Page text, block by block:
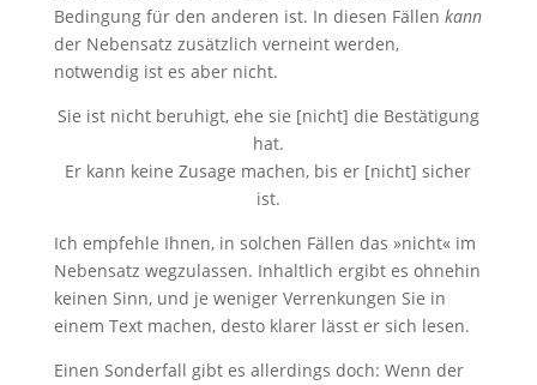
Bedingung für den anderen ist. In diesen Fällen kann
der Nebensatz zusätzlich verneint werden,
notwendig ist es aber nicht.
Sie ist nicht beruhigt, ehe sie [nicht] die Bestätigung
hat.
Er kann keine Zusage machen, bis er [nicht] sicher
ist.
Ich empfehle Ihnen, in solchen Fällen das »nicht« im
Nebensatz wegzulassen. Inhaltlich ergibt es ohnehin
keinen Sinn, und je weniger Verrenkungen Sie in
einem Text machen, desto klarer lässt er sich lesen.
Einen Sonderfall gibt es allerdings doch: Wenn der